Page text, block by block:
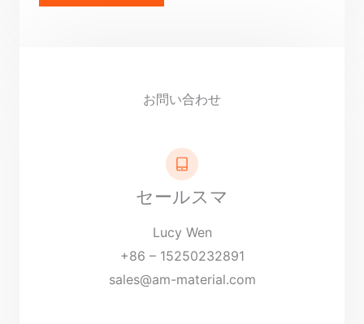
お問い合わせ
セールスマ
Lucy Wen
+86 – 15250232891
sales@am-material.com